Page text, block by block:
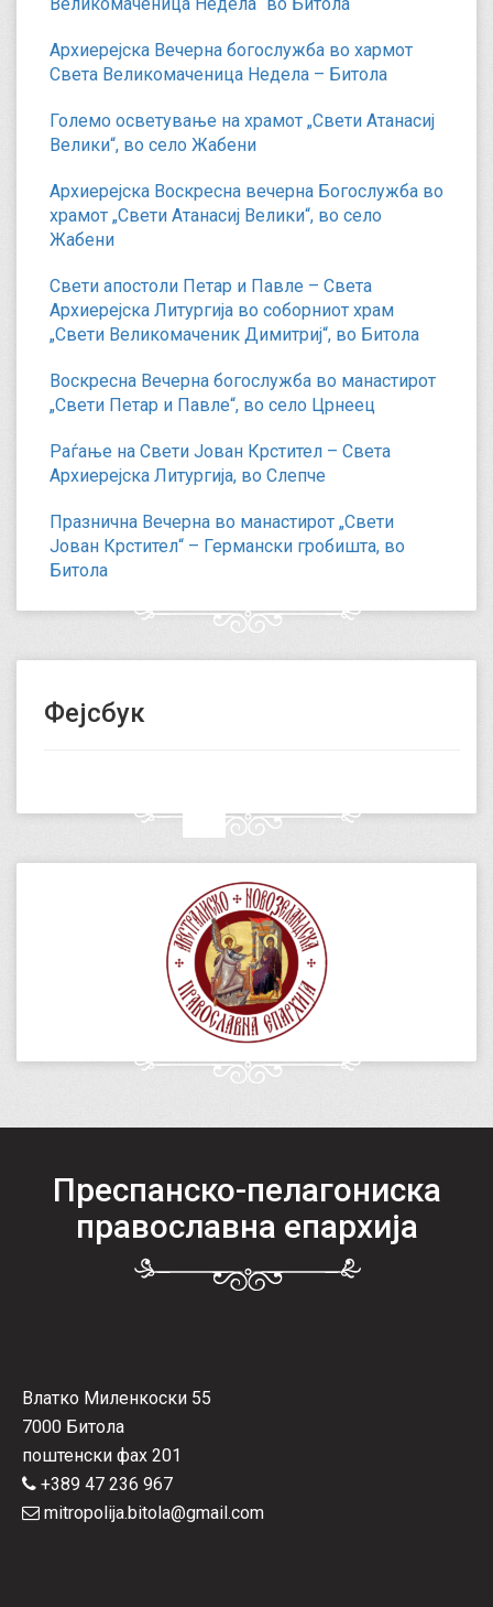
Архиерејска Вечерна богослужба во хармот
Света Великомаченица Недела – Битола
Големо осветување на храмот „Свети Атанасиј
Велики“, во село Жабени
Архиерејска Воскресна вечерна Богослужба во
храмот „Свети Атанасиј Велики“, во село
Жабени
Свети апостоли Петар и Павле – Света
Архиерејска Литургија во соборниот храм
„Свети Великомаченик Димитриј“, во Битола
Воскресна Вечерна богослужба во манастирот
„Свети Петар и Павле“, во село Црнеец
Раѓање на Свети Јован Крстител – Света
Архиерејска Литургија, во Слепче
Празнична Вечерна во манастирот „Свети
Јован Крстител“ – Германски гробишта, во
Битола
Фејсбук
Преспанско-пелагониска
православна епархија
Влатко Миленкоски 55
7000 Битола
поштенски фах 201
+389 47 236 967
mitropolija.bitola@gmail.com